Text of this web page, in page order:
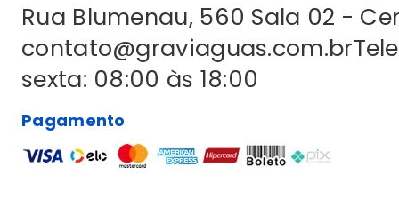
Rua Blumenau, 560 Sala 02 -
contato@graviaguas.com.br
sexta: 08:00 às 18:00
Pagamento